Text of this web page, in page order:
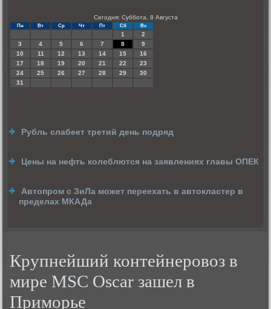
Сегодня: Суббота, 8 Августа
Пн Вт Ср Чт Пт Сб Вс
1
2
3
4 5 6 7 8
9
10
11 12 13 14 15
16
17
18 19 20 21 22
23
24
25 26 27 28 29
30
31
Рубль слабеет третий день подряд
Цены на нефть колеблются на заявлениях главы ОПЕК
Автопром с ЗиЛа может переехать в автокластер в
пределах МКАДа
Крупнейший контейнеровоз в
мире MSC Oscar зашел в
Приморье